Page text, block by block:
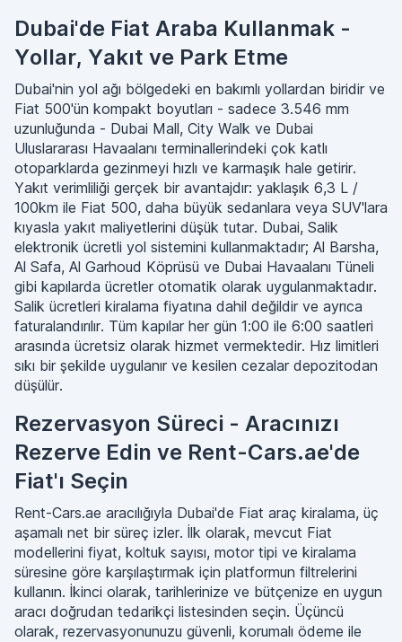
Dubai'de Fiat Araba Kullanmak -
Yollar, Yakıt ve Park Etme
Dubai'nin yol ağı bölgedeki en bakımlı yollardan biridir ve
Fiat 500'ün kompakt boyutları - sadece 3.546 mm
uzunluğunda - Dubai Mall, City Walk ve Dubai
Uluslararası Havaalanı terminallerindeki çok katlı
otoparklarda gezinmeyi hızlı ve karmaşık hale getirir.
Yakıt verimliliği gerçek bir avantajdır: yaklaşık 6,3 L /
100km ile Fiat 500, daha büyük sedanlara veya SUV'lara
kıyasla yakıt maliyetlerini düşük tutar. Dubai, Salik
elektronik ücretli yol sistemini kullanmaktadır; Al Barsha,
Al Safa, Al Garhoud Köprüsü ve Dubai Havaalanı Tüneli
gibi kapılarda ücretler otomatik olarak uygulanmaktadır.
Salik ücretleri kiralama fiyatına dahil değildir ve ayrıca
faturalandırılır. Tüm kapılar her gün 1:00 ile 6:00 saatleri
arasında ücretsiz olarak hizmet vermektedir. Hız limitleri
sıkı bir şekilde uygulanır ve kesilen cezalar depozitodan
düşülür.
Rezervasyon Süreci - Aracınızı
Rezerve Edin ve Rent-Cars.ae'de
Fiat'ı Seçin
Rent-Cars.ae aracılığıyla Dubai'de Fiat araç kiralama, üç
aşamalı net bir süreç izler. İlk olarak, mevcut Fiat
modellerini fiyat, koltuk sayısı, motor tipi ve kiralama
süresine göre karşılaştırmak için platformun filtrelerini
kullanın. İkinci olarak, tarihlerinize ve bütçenize en uygun
aracı doğrudan tedarikçi listesinden seçin. Üçüncü
olarak, rezervasyonunuzu güvenli, korumalı ödeme ile